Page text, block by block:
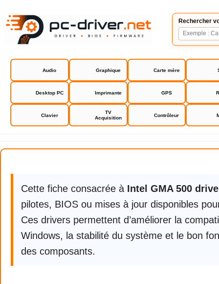
Rechercher
Audio Graphique Carte mère
Desktop PC Imprimante GPS
Clavier
TV
Acquisition
Contrôleur
Intel GMA 500 driver
Cette fiche consacrée à Intel GMA 500
pilotes, BIOS ou mises à jour disponibles
Ces drivers permettent d’améliorer la
Windows, la stabilité du système et le bon
des composants.
Intel GMA 500 Driver